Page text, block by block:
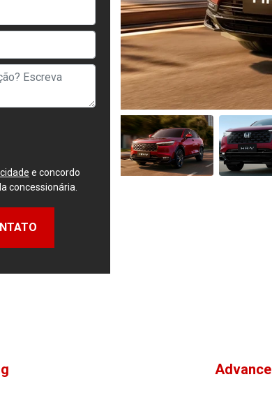
e concordo
concessionária.
Advance